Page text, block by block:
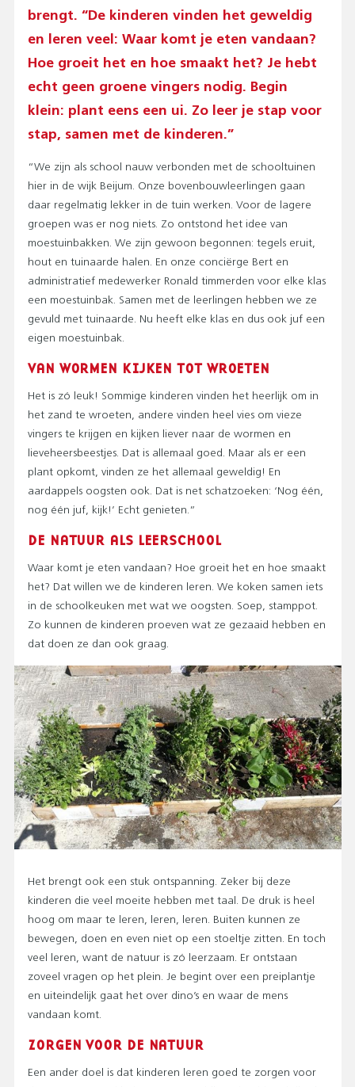
brengt. “De kinderen vinden het geweldig
en leren veel: Waar komt je eten vandaan?
Hoe groeit het en hoe smaakt het? Je hebt
echt geen groene vingers nodig. Begin
klein: plant eens een ui. Zo leer je stap voor
stap, samen met de kinderen.”
“We zijn als school nauw verbonden met de schooltuinen
hier in de wijk Beijum. Onze bovenbouwleerlingen gaan
daar regelmatig lekker in de tuin werken. Voor de lagere
groepen was er nog niets. Zo ontstond het idee van
moestuinbakken. We zijn gewoon begonnen: tegels eruit,
hout en tuinaarde halen. En onze conciërge Bert en
administratief medewerker Ronald timmerden voor elke klas
een moestuinbak. Samen met de leerlingen hebben we ze
gevuld met tuinaarde. Nu heeft elke klas en dus ook juf een
eigen moestuinbak.
VAN WORMEN KIJKEN TOT WROETEN
Het is zó leuk! Sommige kinderen vinden het heerlijk om in
het zand te wroeten, andere vinden heel vies om vieze
vingers te krijgen en kijken liever naar de wormen en
lieveheersbeestjes. Dat is allemaal goed. Maar als er een
plant opkomt, vinden ze het allemaal geweldig! En
aardappels oogsten ook. Dat is net schatzoeken: ‘Nog één,
nog één juf, kijk!’ Echt genieten.”
DE NATUUR ALS LEERSCHOOL
Waar komt je eten vandaan? Hoe groeit het en hoe smaakt
het? Dat willen we de kinderen leren. We koken samen iets
in de schoolkeuken met wat we oogsten. Soep, stamppot.
Zo kunnen de kinderen proeven wat ze gezaaid hebben en
dat doen ze dan ook graag.
Het brengt ook een stuk ontspanning. Zeker bij deze
kinderen die veel moeite hebben met taal. De druk is heel
hoog om maar te leren, leren, leren. Buiten kunnen ze
bewegen, doen en even niet op een stoeltje zitten. En toch
veel leren, want de natuur is zó leerzaam. Er ontstaan
zoveel vragen op het plein. Je begint over een preiplantje
en uiteindelijk gaat het over dino’s en waar de mens
vandaan komt.
ZORGEN VOOR DE NATUUR
Een ander doel is dat kinderen leren goed te zorgen voor